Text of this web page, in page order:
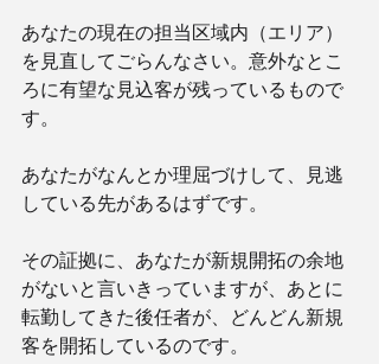
あなたの現在の担当区域内（エリア）
を見直してごらんなさい。意外なとこ
ろに有望な見込客が残っているもので
す。
あなたがなんとか理屈づけして、見逃
している先があるはずです。
その証拠に、あなたが新規開拓の余地
がないと言いきっていますが、あとに
転勤してきた後任者が、どんどん新規
客を開拓しているのです。